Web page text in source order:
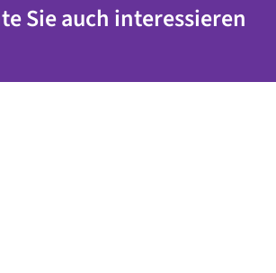
Sie auch interessieren